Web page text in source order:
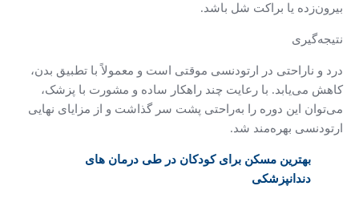
بیرون‌زده یا براکت شل باشد.
نتیجه‌گیری
درد و ناراحتی در ارتودنسی موقتی است و معمولاً با تطبیق بدن،
کاهش می‌یابد. با رعایت چند راهکار ساده و مشورت با پزشک،
می‌توان این دوره را به‌راحتی پشت سر گذاشت و از مزایای نهایی
ارتودنسی بهره‌مند شد.
بهترین مسکن برای کودکان در طی درمان های
دندانپزشکی